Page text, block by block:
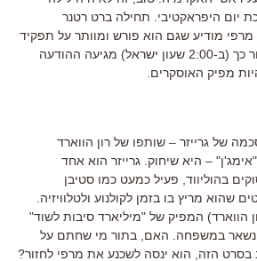
יום היפראקטיבי. תחילה ברט רטנר
מודיע שגם הוא פורש ומוותר על תפקיד
המנחה, וחמש שעות אחר כך (ב-2:00 שעון ישראל) מגיעה ההודעה
מפיק האוסקרים.
של גרייזר – שותפו של רון הווארד
– היא שיחוק. גרייזר הוא אחד
בהוליווד, פעיל כמעט כמו סטיבן
שהוא מריץ בו בזמן לקולנוע ולטלוויזיה.
הווארד) המפיק של "מיליארד סיבות לשוד"
נשאר במשפחה. האם, בתור מי שחתם על
הזה, הוא ינסה לשכנע את מרפי לחזור?